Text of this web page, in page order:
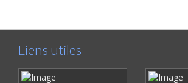
Liens utiles